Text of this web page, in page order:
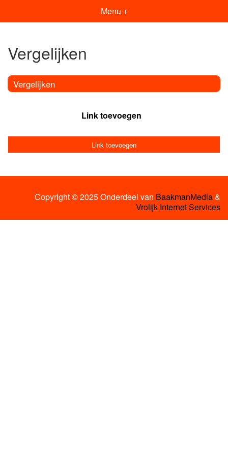
Menu +
Vergelijken
Vergelijken
Link toevoegen
Link toevoegen
Copyright © 2025 Onderdeel van BaakmanMedia&
Vrolijk Internet Services